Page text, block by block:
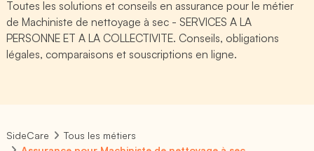
Toutes les solutions et conseils en assurance pour le métier
de Machiniste de nettoyage à sec - SERVICES A LA
PERSONNE ET A LA COLLECTIVITE. Conseils, obligations
légales, comparaisons et souscriptions en ligne.
SideCare
Tous les métiers